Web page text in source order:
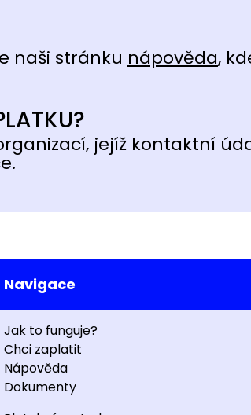
naši stránku nápověda,
jejíž kontaktní
Navigace
Jak to funguje?
Chci zaplatit
Nápověda
Dokumenty